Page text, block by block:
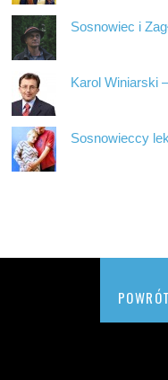
Sosnowiec i
Karol Winiarski
Sosnowieccy